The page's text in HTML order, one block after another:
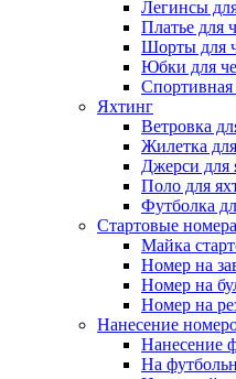
Легинсы
Платье для
Шорты для
Юбки для
Яхтинг
Ветровка
Жилетка
Джерси для
Поло для
Футболка
Стартовые номера
Майка
Номер на
Номер на
Номер на
Нанесение
Нанесение
На